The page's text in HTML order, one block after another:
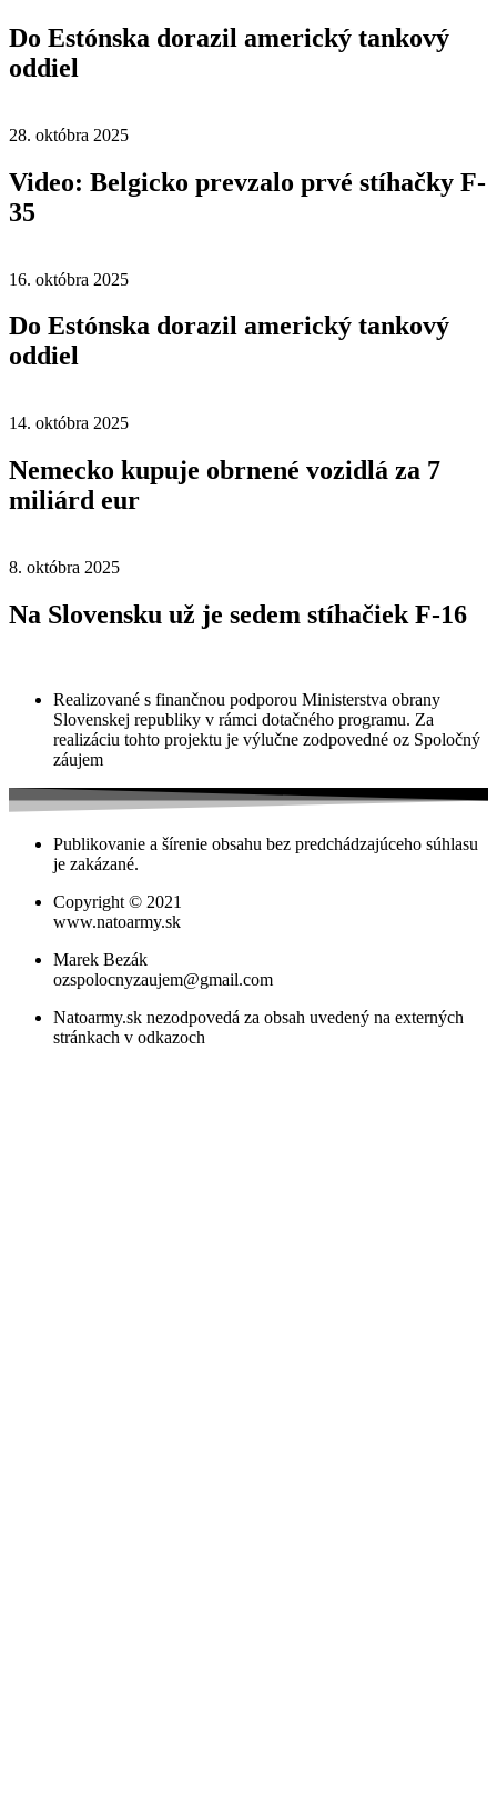
Do Estónska dorazil americký tankový
oddiel
28. októbra 2025
Video: Belgicko prevzalo prvé stíhačky F-
35
16. októbra 2025
Do Estónska dorazil americký tankový
oddiel
14. októbra 2025
Nemecko kupuje obrnené vozidlá za 7
miliárd eur
8. októbra 2025
Na Slovensku už je sedem stíhačiek F-16
Realizované s finančnou podporou Ministerstva obrany
Slovenskej republiky v rámci dotačného programu. Za
realizáciu tohto projektu je výlučne zodpovedné oz Spoločný
záujem
Publikovanie a šírenie obsahu bez predchádzajúceho súhlasu
je zakázané.
Copyright © 2021
www.natoarmy.sk
Marek Bezák
ozspolocnyzaujem@gmail.com
Natoarmy.sk nezodpovedá za obsah uvedený na externých
stránkach v odkazoch